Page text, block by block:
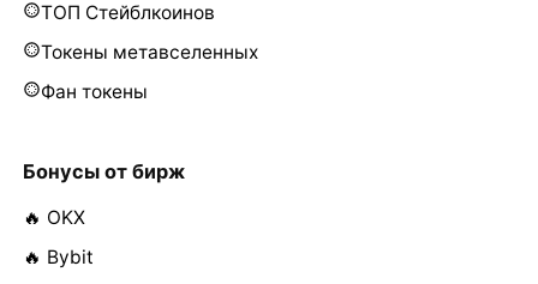
ТОП Стейблкоинов
Токены метавселенных
Фан токены
Бонусы от бирж
🔥 OKX
🔥 Bybit